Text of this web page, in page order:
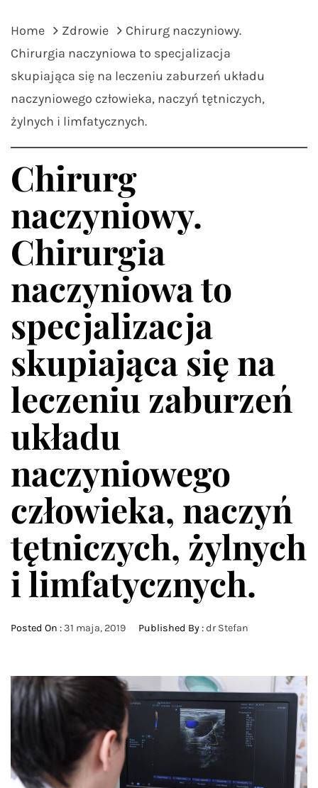
Home Zdrowie
Chirurg naczyniowy.
Chirurgia naczyniowa to specjalizacja
skupiająca się na leczeniu zaburzeń układu
naczyniowego człowieka, naczyń tętniczych,
żylnych i limfatycznych.
Chirurg
naczyniowy.
Chirurgia
naczyniowa to
specjalizacja
skupiająca się na
leczeniu zaburzeń
układu
naczyniowego
człowieka, naczyń
tętniczych, żylnych
i limfatycznych.
Posted On :31 maja, 2019 Published By :dr Stefan